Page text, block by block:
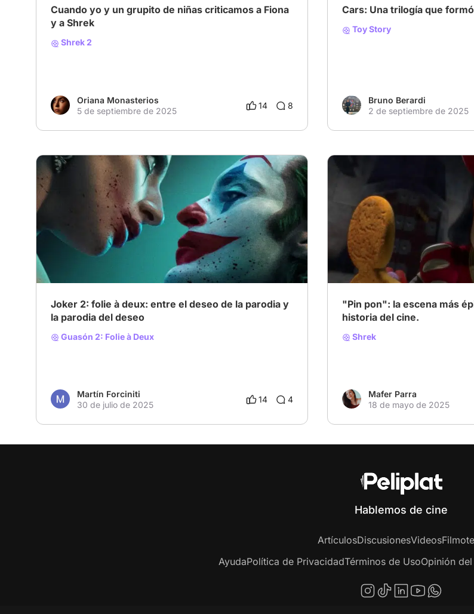
Cuando yo y un grupito de niñas criticamos a Fiona
y a Shrek
Shrek 2
Oriana Monasterios
5 de septiembre de 2025
14 8
Cars: Una trilogía que
Toy Story
Bruno Berardi
2 de septiembre de 2025
Joker 2: folie à deux: entre el deseo de la parodia y
la parodia del deseo
Guasón 2: Folie à Deux
Martín Forciniti
30 de julio de 2025
14 4
"Pin pon": la escena más
historia del cine.
Shrek
Mafer Parra
18 de mayo de 2025
Hablemos de cine
ArtículosDiscusionesVideos
AyudaPolítica de PrivacidadTérminos de UsoOpinión